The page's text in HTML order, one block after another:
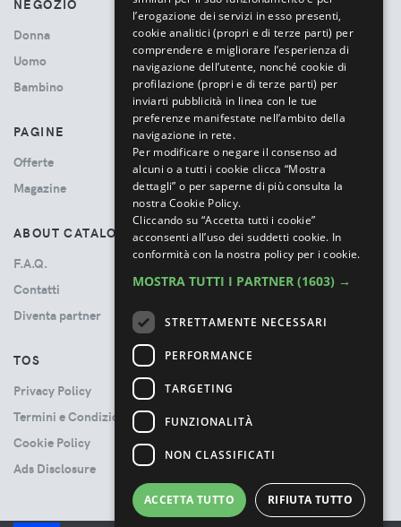
NEGOZIO
Donna
Uomo
Bambino
PAGINE
Offerte
Magazine
ABOUT CATALOVE
F.A.Q.
Contatti
Diventa partner
TOS
Privacy Policy
Termini e Condizioni
Cookie Policy
Ads Disclosure
l’erogazione dei servizi in esso presenti,
cookie analitici (propri e di terze parti) per
comprendere e migliorare l’esperienza di
navigazione dell’utente, nonché cookie di
profilazione (propri e di terze parti) per
inviarti pubblicità in linea con le tue
preferenze manifestate nell’ambito della
navigazione in rete.
Per modificare o negare il consenso ad
alcuni o a tutti i cookie clicca “Mostra
dettagli” o per saperne di più consulta la
nostra Cookie Policy.
Cliccando su “Accetta tutti i cookie”
acconsenti all’uso dei suddetti cookie. In
conformità con la nostra policy per i cookie.
MOSTRA TUTTI I PARTNER (1603) →
STRETTAMENTE NECESSARI
PERFORMANCE
TARGETING
FUNZIONALITÀ
NON CLASSIFICATI
ACCETTA TUTTO RIFIUTA TUTTO